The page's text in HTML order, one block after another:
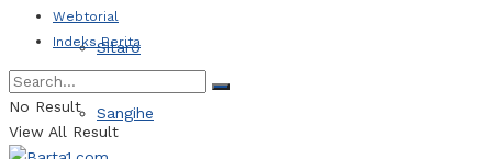
Sitaro
Sangihe
Webtorial
Indeks Berita
No Result
View All Result